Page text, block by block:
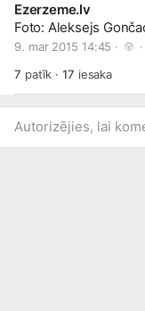
Ezerzeme.lv
Foto: Aleksejs
9. mar 2015 14:45 · ·
7 patīk ·17 iesaka
Autorizējies, lai